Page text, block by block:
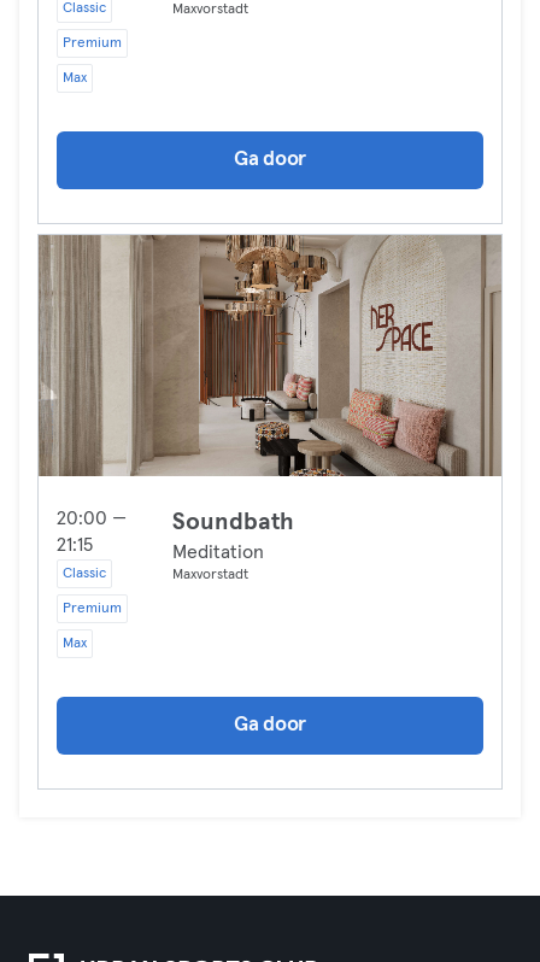
Classic
Premium
Max
Maxvorstadt
Ga door
20:00 —
21:15
Classic
Premium
Max
Soundbath
Meditation
Maxvorstadt
Ga door